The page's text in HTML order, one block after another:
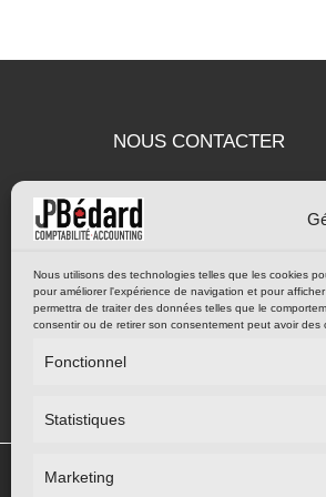
Nous utilisons des technologies telles que les cookies
pour améliorer l'expérience de navigation et pour
permettra de traiter des données telles que le
consentir ou de retirer son consentement peut avoir
Fonctionnel
Statistiques
Marketing
NOUS CONTACTER
1 (613) 366-6164